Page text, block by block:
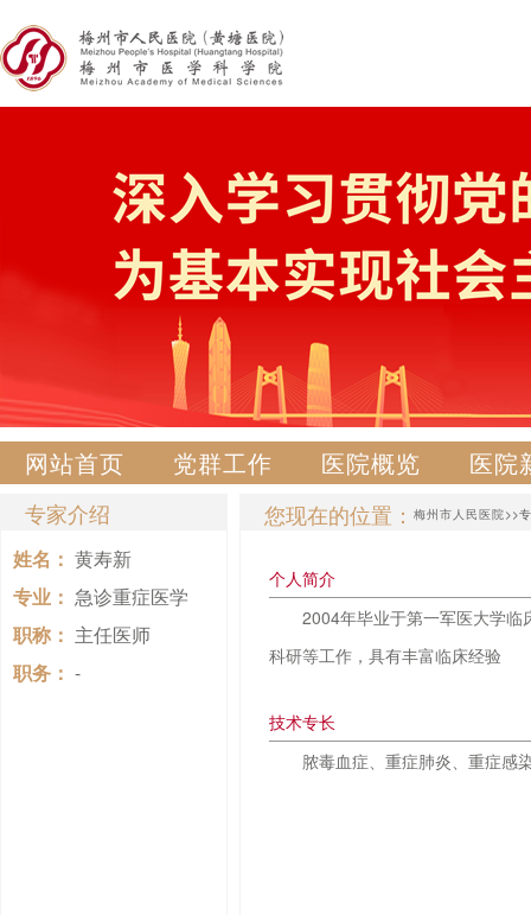
网站首页 党群工作 医院概览 医院
专家介绍
姓名： 黄寿新
专业： 急诊重症医学
职称： 主任医师
职务： -
您现在的位置： 梅州市人民医院>>
个人简介
2004年毕业于第一军医大学
科研等工作，具有丰富临床经验
技术专长
脓毒血症、重症肺炎、重症感